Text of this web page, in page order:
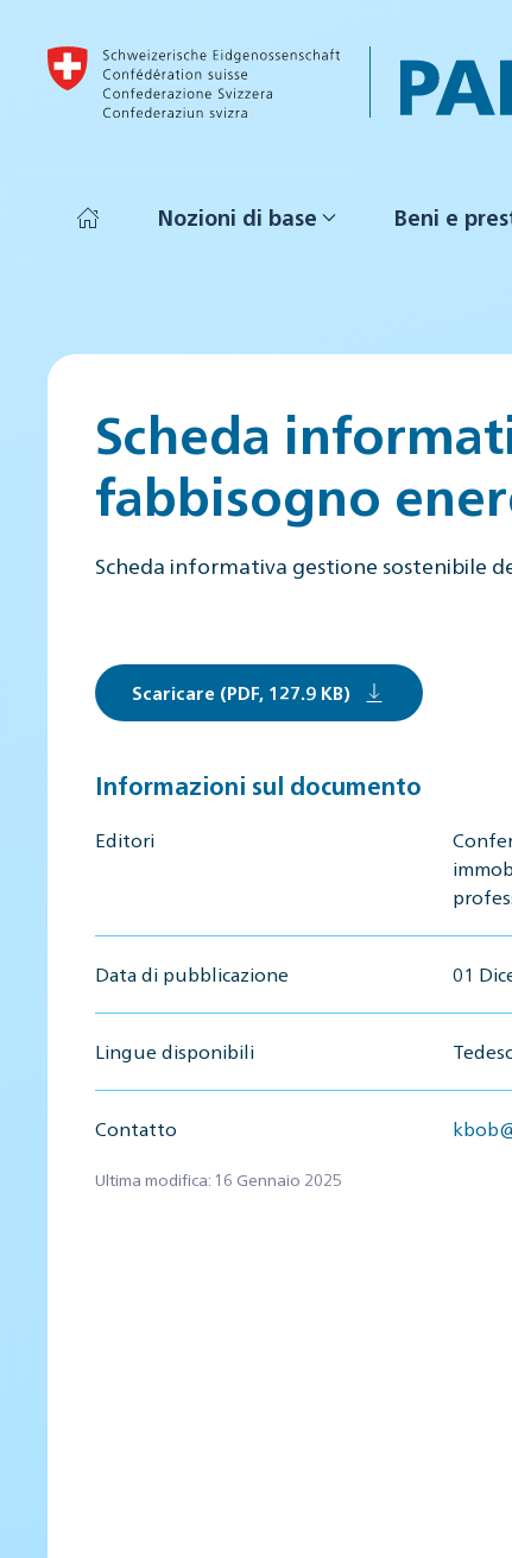
Skip to main content
Nozioni di base Beni e
Scheda
fabbisogno
Scheda informativa gestione sostenibile
Scaricare (PDF, 127.9 KB)
Informazioni sul documento
Editori
Data di pubblicazione 01
Lingue disponibili
Contatto
Ultima modifica: 16 Gennaio 2025